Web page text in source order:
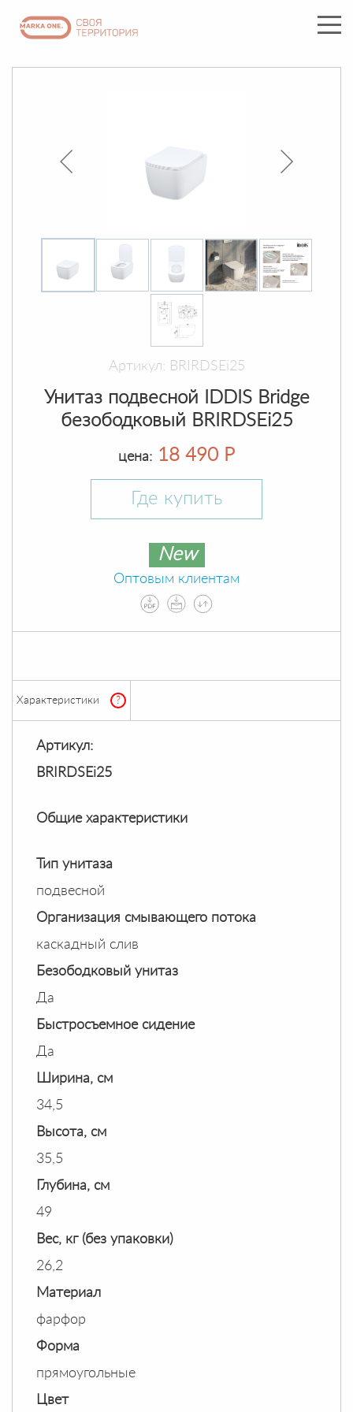
Артикул: BRIRDSEi25
Унитаз подвесной IDDIS Bridge
безободковый BRIRDSEi25
цена: 18 490 Р
Где купить
New
Оптовым клиентам
Характеристики ?
Артикул:
BRIRDSEi25
Общие характеристики
Тип унитаза
подвесной
Организация смывающего потока
каскадный слив
Безободковый унитаз
Да
Быстросъемное сидение
Да
Ширина, см
34,5
Высота, см
35,5
Глубина, см
49
Вес, кг (без упаковки)
26,2
Материал
фарфор
Форма
прямоугольные
Цвет